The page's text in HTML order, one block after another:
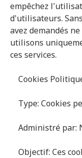
empêchez
d'utilisateurs.
avez demandés
utilisons
ces services.
Cookies
Type: Cookies
Administré par:
Objectif: Ces